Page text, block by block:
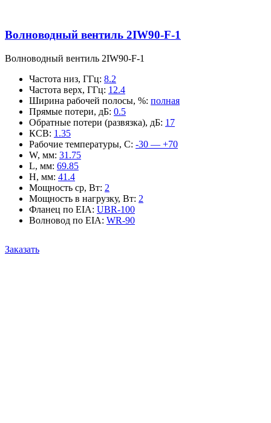
Волноводный вентиль 2IW90-F-1
Волноводный вентиль 2IW90-F-1
Частота низ, ГГц: 8.2
Частота верх, ГГц: 12.4
Ширина рабочей полосы, %: полная
Прямые потери, дБ: 0.5
Обратные потери (развязка), дБ: 17
КСВ: 1.35
Рабочие температуры, С: -30 — +70
W, мм: 31.75
L, мм: 69.85
H, мм: 41.4
Мощность ср, Вт: 2
Мощность в нагрузку, Вт: 2
Фланец по EIA: UBR-100
Волновод по EIA: WR-90
Заказать